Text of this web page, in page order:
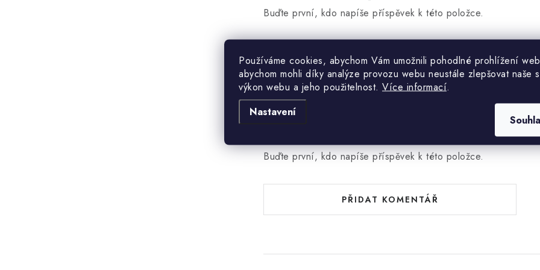
Používáme cookies, abychom Vám umožnili pohodlné prohlížení
abychom mohli díky analýze provozu webu neustále zlepšovat naše
výkon webu a jeho použitelnost. Více informací.
Nastavení
Buďte první, kdo napíše příspěvek k této položce.
PŘIDAT HODNOCENÍ
Buďte první, kdo napíše příspěvek k této položce.
PŘIDAT KOMENTÁŘ